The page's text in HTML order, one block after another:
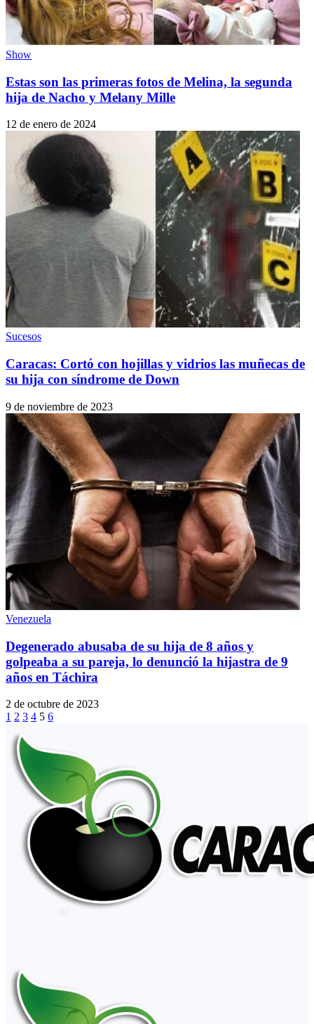
Show
Estas son las primeras fotos de Melina, la segunda
hija de Nacho y Melany Mille
12 de enero de 2024
Sucesos
Caracas: Cortó con hojillas y vidrios las muñecas de
su hija con síndrome de Down
9 de noviembre de 2023
Venezuela
Degenerado abusaba de su hija de 8 años y
golpeaba a su pareja, lo denunció la hijastra de 9
años en Táchira
2 de octubre de 2023
1 2 3 4 5 6